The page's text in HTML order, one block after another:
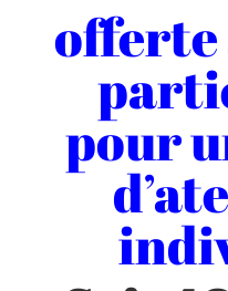
offerte
pour